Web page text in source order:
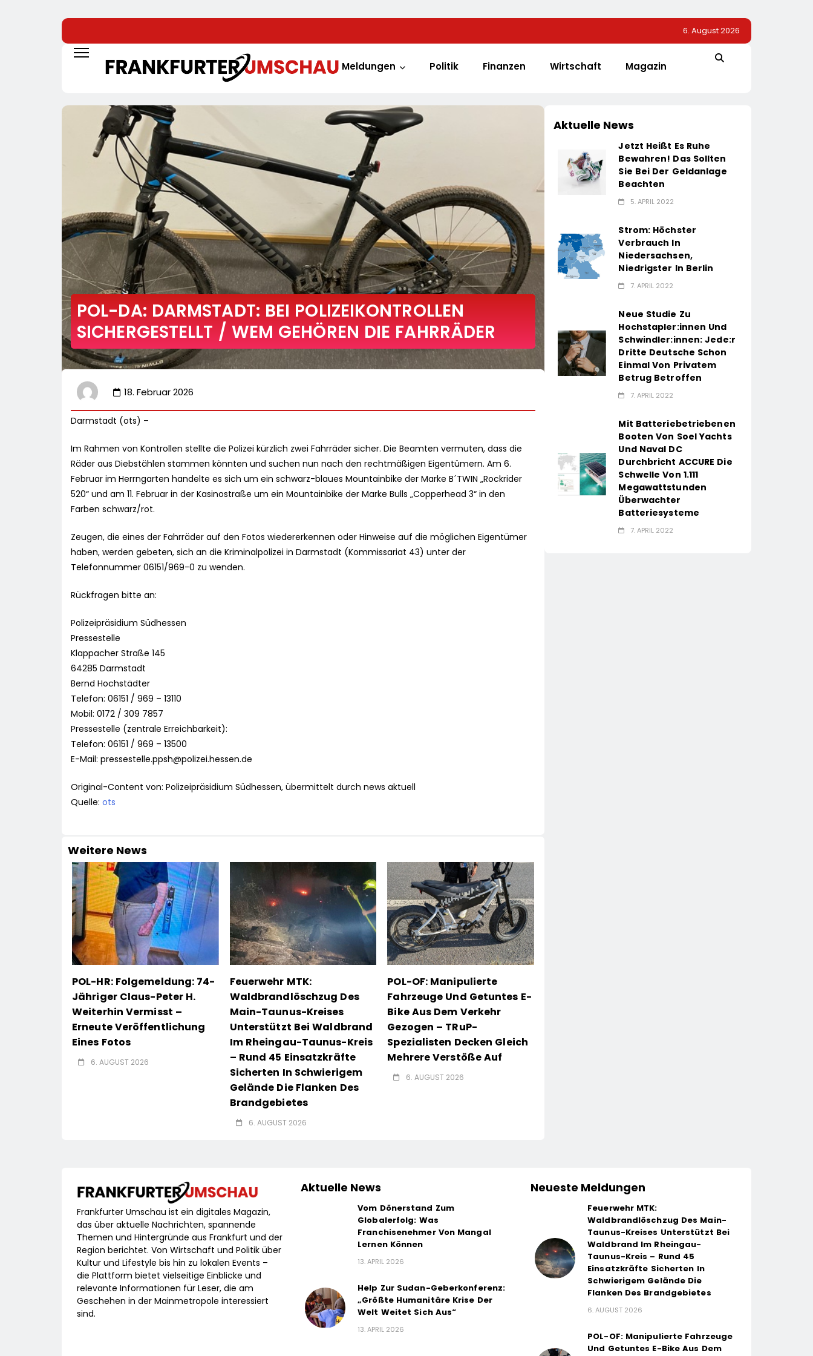
6. August 2026
Meldungen Politik Finanzen Wirtschaft Magazin
POL-DA: DARMSTADT: BEI POLIZEIKONTROLLEN
SICHERGESTELLT / WEM GEHÖREN DIE FAHRRÄDER
18. Februar 2026
Darmstadt (ots) –
Im Rahmen von Kontrollen stellte die Polizei kürzlich zwei Fahrräder sicher. Die Beamten vermuten, dass die
Räder aus Diebstählen stammen könnten und suchen nun nach den rechtmäßigen Eigentümern. Am 6.
Februar im Herrngarten handelte es sich um ein schwarz-blaues Mountainbike der Marke B´TWIN „Rockrider
520“ und am 11. Februar in der Kasinostraße um ein Mountainbike der Marke Bulls „Copperhead 3“ in den
Farben schwarz/rot.
Zeugen, die eines der Fahrräder auf den Fotos wiedererkennen oder Hinweise auf die möglichen Eigentümer
haben, werden gebeten, sich an die Kriminalpolizei in Darmstadt (Kommissariat 43) unter der
Telefonnummer 06151/969-0 zu wenden.
Rückfragen bitte an:
Polizeipräsidium Südhessen
Pressestelle
Klappacher Straße 145
64285 Darmstadt
Bernd Hochstädter
Telefon: 06151 / 969 – 13110
Mobil: 0172 / 309 7857
Pressestelle (zentrale Erreichbarkeit):
Telefon: 06151 / 969 – 13500
E-Mail: pressestelle.ppsh@polizei.hessen.de
Original-Content von: Polizeipräsidium Südhessen, übermittelt durch news aktuell
Quelle: ots
Weitere News
POL-HR: Folgemeldung: 74-
Jähriger Claus-Peter H.
Weiterhin Vermisst –
Erneute Veröffentlichung
Eines Fotos
6. AUGUST 2026
Feuerwehr MTK:
Waldbrandlöschzug Des
Main-Taunus-Kreises
Unterstützt Bei Waldbrand
Im Rheingau-Taunus-Kreis
– Rund 45 Einsatzkräfte
Sicherten In Schwierigem
Gelände Die Flanken Des
Brandgebietes
6. AUGUST 2026
POL-OF: Manipulierte
Fahrzeuge Und Getuntes E-
Bike Aus Dem Verkehr
Gezogen – TRuP-
Spezialisten Decken Gleich
Mehrere Verstöße Auf
6. AUGUST 2026
Aktuelle News
Jetzt Heißt Es Ruhe
Bewahren! Das Sollten
Sie Bei Der Geldanlage
Beachten
5. APRIL 2022
Strom: Höchster
Verbrauch In
Niedersachsen,
Niedrigster In Berlin
7. APRIL 2022
Neue Studie Zu
Hochstapler:innen Und
Schwindler:innen: Jede:r
Dritte Deutsche Schon
Einmal Von Privatem
Betrug Betroffen
7. APRIL 2022
Mit Batteriebetriebenen
Booten Von Soel Yachts
Und Naval DC
Durchbricht ACCURE Die
Schwelle Von 1.111
Megawattstunden
Überwachter
Batteriesysteme
7. APRIL 2022
Frankfurter Umschau ist ein digitales Magazin,
das über aktuelle Nachrichten, spannende
Themen und Hintergründe aus Frankfurt und der
Region berichtet. Von Wirtschaft und Politik über
Kultur und Lifestyle bis hin zu lokalen Events –
die Plattform bietet vielseitige Einblicke und
relevante Informationen für Leser, die am
Geschehen in der Mainmetropole interessiert
sind.
Aktuelle News
Vom Dönerstand Zum
Globalerfolg: Was
Franchisenehmer Von Mangal
Lernen Können
13. APRIL 2026
Help Zur Sudan-Geberkonferenz:
„Größte Humanitäre Krise Der
Welt Weitet Sich Aus“
13. APRIL 2026
Neueste Meldungen
Feuerwehr MTK:
Waldbrandlöschzug Des Main-
Taunus-Kreises Unterstützt Bei
Waldbrand Im Rheingau-
Taunus-Kreis – Rund 45
Einsatzkräfte Sicherten In
Schwierigem Gelände Die
Flanken Des Brandgebietes
6. AUGUST 2026
POL-OF: Manipulierte Fahrzeuge
Und Getuntes E-Bike Aus Dem